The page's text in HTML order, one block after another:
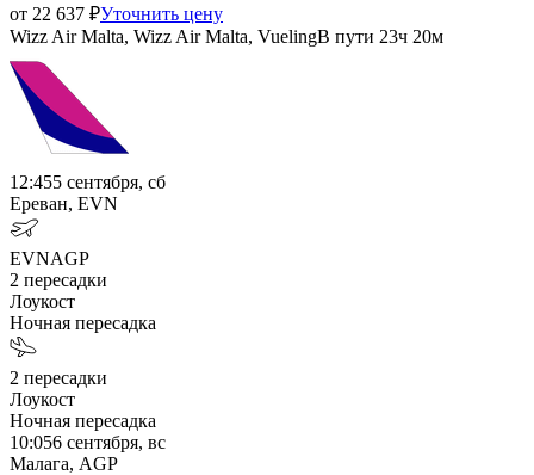
от 22 637 ₽Уточнить цену
Wizz Air Malta, Wizz Air Malta, VuelingВ пути 23ч 20м
12:455 сентября, сб
Ереван, EVN
EVNAGP
2 пересадки
Лоукост
Ночная пересадка
2 пересадки
Лоукост
Ночная пересадка
10:056 сентября, вс
Малага, AGP